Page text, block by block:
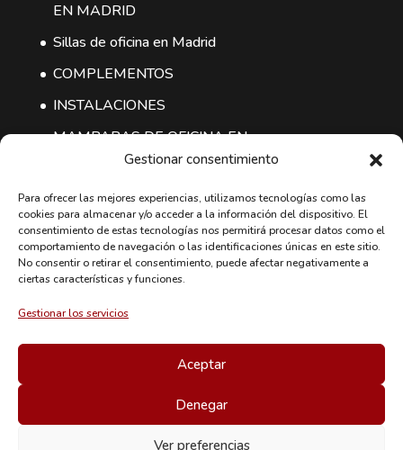
Gestionar consentimiento
Para ofrecer las mejores experiencias, utilizamos tecnologías como las
cookies para almacenar y/o acceder a la información del dispositivo. El
consentimiento de estas tecnologías nos permitirá procesar datos como el
comportamiento de navegación o las identificaciones únicas en este sitio.
No consentir o retirar el consentimiento, puede afectar negativamente a
ciertas características y funciones.
Gestionar los servicios
Aceptar
Denegar
Ver preferencias
EN MADRID
Sillas de oficina en Madrid
COMPLEMENTOS
INSTALACIONES
MAMPARAS DE OFICINA EN
CONTACTO
CyoMobiliario Mobiliario de Oficina
Oficinas Centrales y Almacén:
Rumanía,5 Nave D-12
28802 - Alcalá de Henares, Madrid